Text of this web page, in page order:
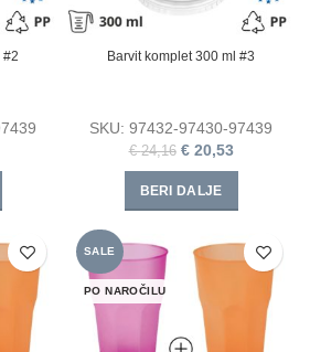
#2 Barvit komplet 300 ml #3
SKU: 97432-97430-97439
€24,16 € 20,53
BERI DALJE
SALE
PO NAROČILU